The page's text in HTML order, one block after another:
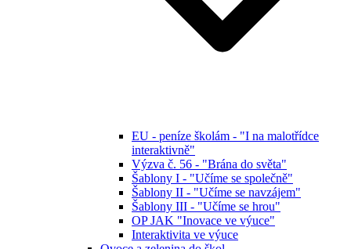
EU - peníze školám - "I na malotřídce
interaktivně"
Výzva č. 56 - "Brána do světa"
Šablony I - "Učíme se společně"
Šablony II - "Učíme se navzájem"
Šablony III - "Učíme se hrou"
OP JAK "Inovace ve výuce"
Interaktivita ve výuce